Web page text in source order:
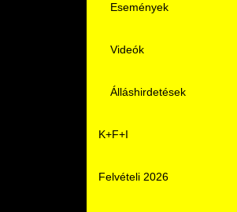
Események
Videók
Álláshirdetések
K+F+I
Felvételi 2026